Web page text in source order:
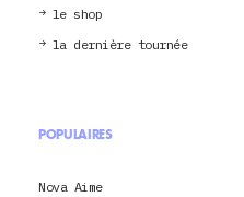
le shop
la dernière tournée
POPULAIRES
Nova Aime